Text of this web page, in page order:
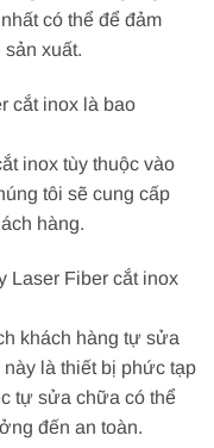
có thể để đảm
xuất.
cắt inox là bao
inox tùy thuộc vào
tôi sẽ cung cấp
hàng.
Laser Fiber cắt inox
khách hàng tự sửa
là thiết bị phức tạp
tự sửa chữa có thể
đến an toàn.